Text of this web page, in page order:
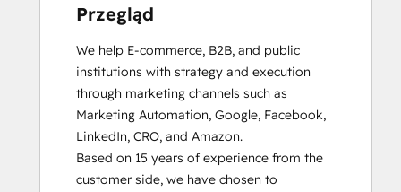
Inbound Marketing
Inbound Sales
Revenue Operations
Przegląd
We help E-commerce, B2B, and public
institutions with strategy and execution
through marketing channels such as
Marketing Automation, Google, Facebook,
LinkedIn, CRO, and Amazon.
Based on 15 years of experience from the
customer side, we have chosen to